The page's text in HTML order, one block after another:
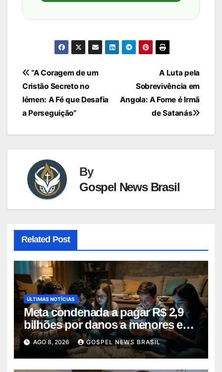
Navegação
de
Post
A Luta pela
Sobrevivência em
Angola: A Fome é Irmã
de Satanás
“A Coragem de um
Cristão Secreto no
Iémen: A Fé que Desafia
a Perseguição”
By
Gospel News Brasil
Related Post
ÚLTIMAS NOTÍCIAS
Meta condenada a pagar R$ 2,9
bilhões por danos a menores em
decis…
AGO 8, 2026 GOSPEL NEWS BRASIL